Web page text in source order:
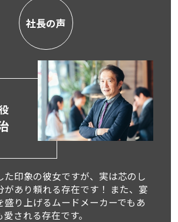
社長の声
た印象の彼女ですが、実は芯のし
があり頼れる存在です！ また、宴
盛り上げるムードメーカーでもあ
される存在です。